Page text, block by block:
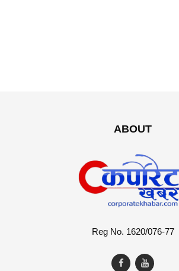
ABOUT
Reg No. 1620/076-77